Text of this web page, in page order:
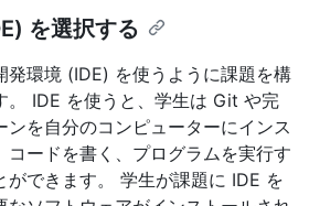
を選択する
発環境 (IDE) を使うように課題を構
。 IDE を使うと、学生は Git や完
ンを自分のコンピューターにインス
コードを書く、プログラムを実行す
ができます。 学生が課題に IDE を